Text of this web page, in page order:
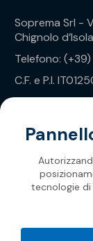
Soprema Srl -
Chignolo
Telefono:
C.F. e P.I.
Privacy Policy
tecnologie